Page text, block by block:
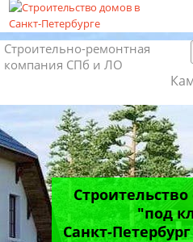
Строительно-ремонтная
компания СПб и ЛО
"под
Санкт-